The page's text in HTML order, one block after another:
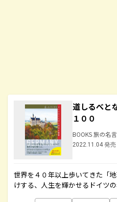
道しるべと
１００
BOOKS 旅の名
2022.11.04 発売
世界を４０年以上歩いてきた「
けする、人生を輝かせるドイツ